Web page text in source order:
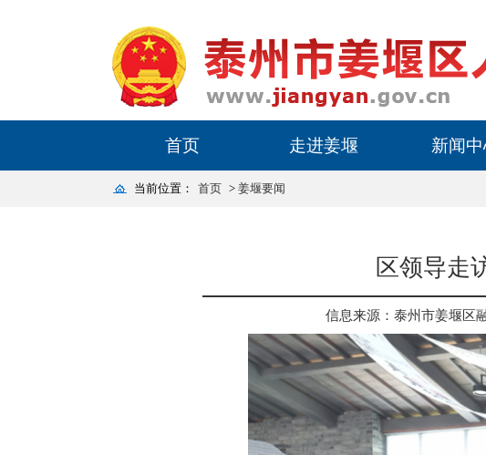
首页 走进姜堰 新闻
当前位置： 首页 > 姜堰要闻
区领导走
信息来源：泰州市姜堰区